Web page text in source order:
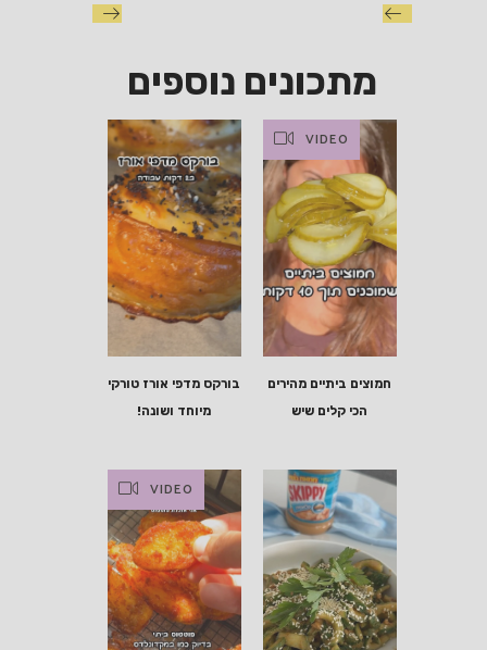
מתכונים נוספים
בורקס מדפי אורז טורקי
מיוחד ושונה!
VIDEO
חמוצים ביתיים מהירים
הכי קלים שיש
VIDEO